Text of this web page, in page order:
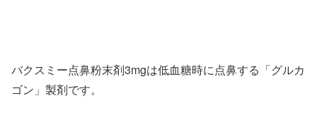
バクスミー点鼻粉末剤3mgは低血糖時に点鼻する「グルカ
ゴン」製剤です。